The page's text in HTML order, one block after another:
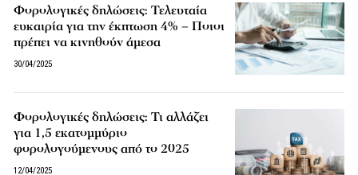
Φορολογικές δηλώσεις: Τελευταία
ευκαιρία για την έκπτωση 4% – Ποιοι
πρέπει να κινηθούν άμεσα
30/04/2025
Φορολογικές δηλώσεις: Τι αλλάζει
για 1,5 εκατομμύριο
φορολογούμενους από το 2025
12/04/2025